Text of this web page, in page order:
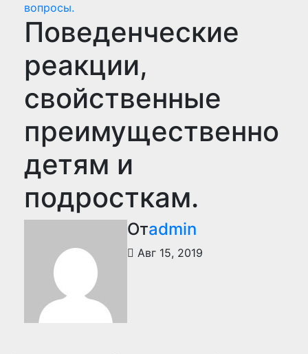
вопросы.
Поведенческие
реакции,
свойственные
преимущественно
детям и
подросткам.
Отadmin
Авг 15, 2019